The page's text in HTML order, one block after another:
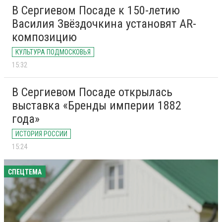
В Сергиевом Посаде к 150-летию
Василия Звёздочкина установят AR-
композицию
КУЛЬТУРА ПОДМОСКОВЬЯ
15:32
В Сергиевом Посаде открылась
выставка «Бренды империи 1882
года»
ИСТОРИЯ РОССИИ
15:24
СПЕЦТЕМА